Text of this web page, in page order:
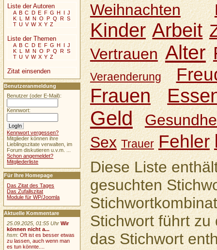
Weihnachten
Kinder Arbeit
Vertrauen Alter
Veraenderung
Frauen
Geld
Sex Trauer Fehler
Diese Liste
gesuchten
Stichwort führt zu
das Stichwort
Liste der Autoren
A B C D E F G H I J
K L M N O P Q R S
T U V W X Y Z
Liste der Themen
A B C D E F G H I J
K L M N O P Q R S
T U V W X Y Z
Zitat einsenden
Benutzeranmeldung
Benutzer (oder E-Mail):
Kennwort:
Kennwort vergessen?
Mitglieder können ihre
Lieblingszitate verwalten, im
Forum diskutieren u.v.m. ...
Schon angemeldet?
Mitgliederliste
Für Ihre Homepage
Das Zitat des Tages
Das Zufallszitat
Module für WP/Joomla
Aktuelle Kommentare
25.09.2025, 01:55 Uhr Wir
können nicht a...
hsm:Oft ist es besser etwas
zu lassen, auch wenn man
es tun könnte....